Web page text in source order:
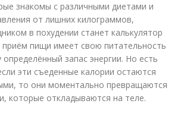
знакомы с различными диетами и
от лишних килограммов,
в похудении станет калькулятор
пищи имеет свою питательность
определённый запас энергии. Но есть
эти съеденные калории остаются
то они моментально превращаются
которые откладываются на теле.